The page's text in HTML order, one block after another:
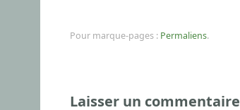
Pour marque-pages : Permaliens.
Laisser un commentaire